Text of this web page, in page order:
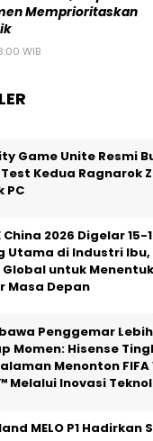
Memprioritaskan
WIB
Game Unite Resmi
Kedua Ragnarok
PC
China 2026 Digelar 15-
Utama di Industri Ibu,
Global untuk
Masa Depan
Penggemar
Momen: Hisense
Menonton FIFA
Melalui Inovasi
MELO P1 Hadirkan